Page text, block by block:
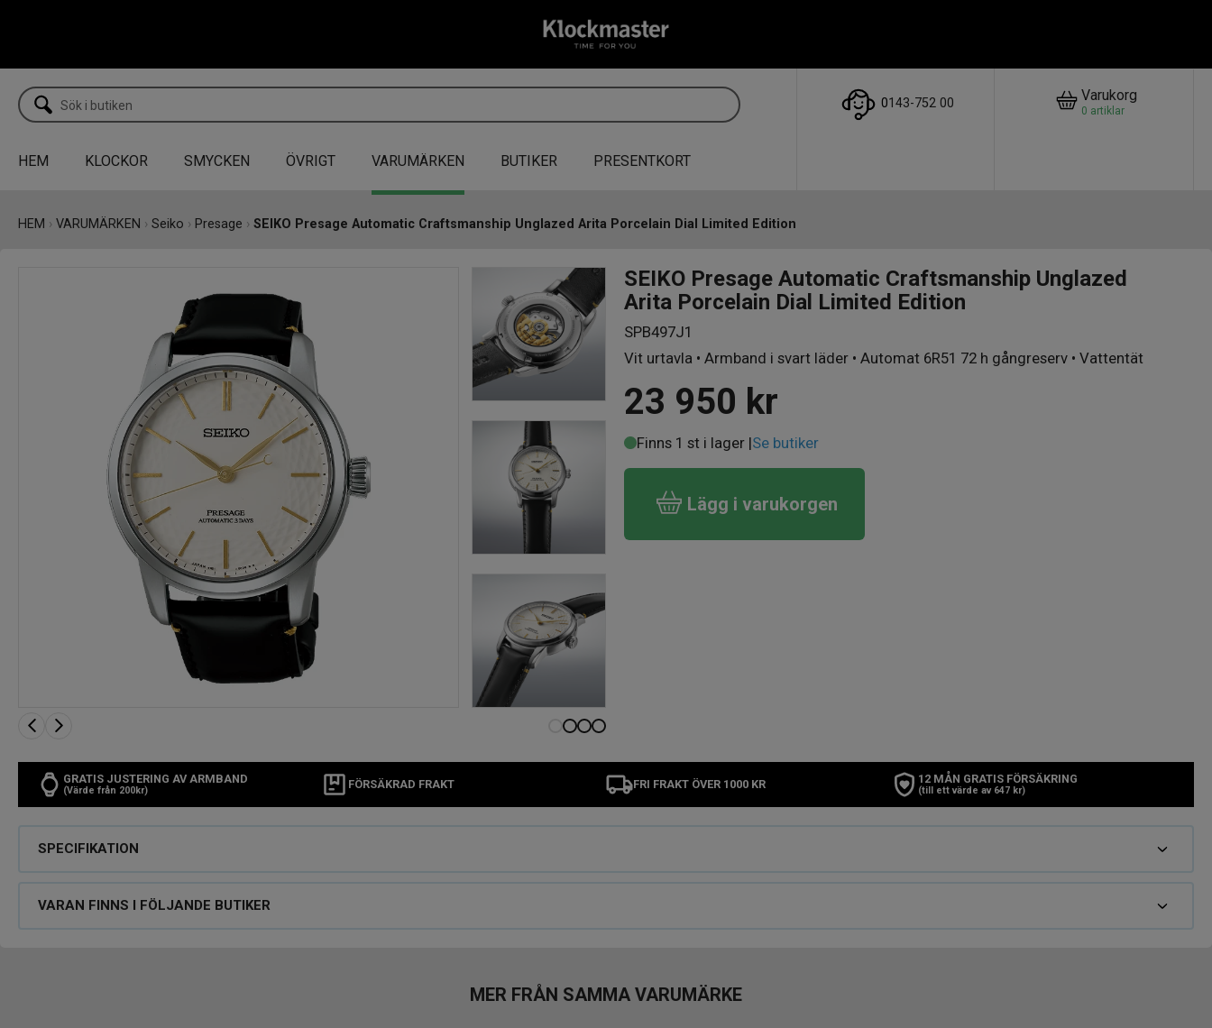
0143-752 00 Varukorg
0 artiklar
HEM KLOCKOR SMYCKEN ÖVRIGT VARUMÄRKEN BUTIKER PRESENTKORT
HEM › VARUMÄRKEN › Seiko › Presage › SEIKO Presage Automatic Craftsmanship Unglazed Arita Porcelain Dial Limited Edition
SEIKO Presage Automatic Craftsmanship Unglazed
Arita Porcelain Dial Limited Edition
SPB497J1
Vit urtavla • Armband i svart läder • Automat 6R51 72 h gångreserv • Vattentät
23 950 kr
Finns 1 st i lager |Se butiker
Lägg i varukorgen
GRATIS JUSTERING AV ARMBAND
(Värde från 200kr) FÖRSÄKRAD FRAKT FRI FRAKT ÖVER 1000 KR 12 MÅN GRATIS FÖRSÄKRING
(till ett värde av 647 kr)
SPECIFIKATION
VARAN FINNS I FÖLJANDE BUTIKER
MER FRÅN SAMMA VARUMÄRKE